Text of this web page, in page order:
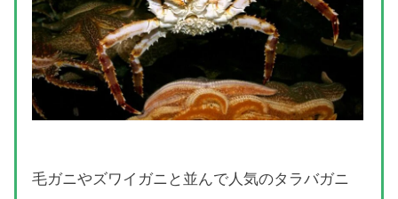
毛ガニやズワイガニと並んで人気のタラバガニ